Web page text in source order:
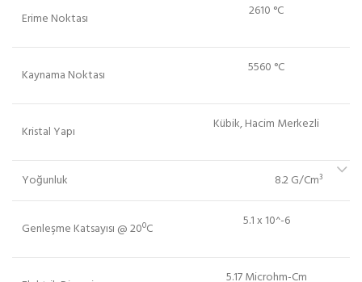
Erime Noktası 2610 °C
Kaynama Noktası 5560 °C
Kristal Yapı Kübik, Hacim Merkezli
Yoğunluk 8.2 G/Cm³
Genleşme Katsayısı @ 20ºC 5.1 x 10^-6
5.17 Microhm-Cm